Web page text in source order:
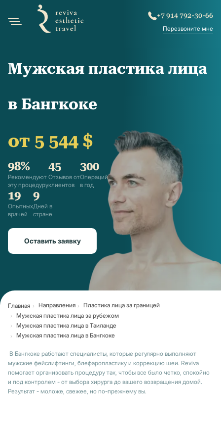
+7 914 792-30-66
Перезвоните мне
Мужская пластика лица
в Бангкоке
от 5 544 $
98%
Рекомендуют
эту процедуру
45
Отзывов от
клиентов
300
Операций
в год
19
Опытных
врачей
9
Дней в
стране
Оставить заявку
Главная Направления
Пластика лица за границей
Мужская пластика лица за рубежом
Мужская пластика лица в Таиланде
Мужская пластика лица в Бангкоке
В Бангкоке работают специалисты, которые регулярно выполняют
мужские фейслифтинги, блефаропластику и коррекцию шеи. Reviva
помогает организовать процедуру так, чтобы все было четко, спокойно
и под контролем - от выбора хирурга до вашего возвращения домой.
Результат - моложе, свежее, но по-прежнему вы.